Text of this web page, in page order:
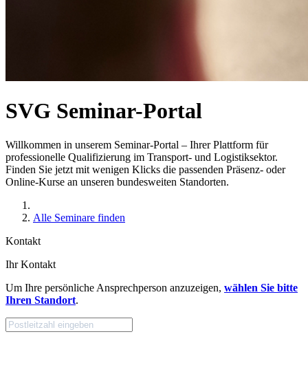
SVG Seminar-Portal
Willkommen in unserem Seminar-Portal – Ihrer Plattform für
professionelle Qualifizierung im Transport- und Logistiksektor.
Finden Sie jetzt mit wenigen Klicks die passenden Präsenz- oder
Online-Kurse an unseren bundesweiten Standorten.
Alle Seminare finden
Kontakt
Ihr Kontakt
Um Ihre persönliche Ansprechperson anzuzeigen, wählen Sie bitte
Ihren Standort.